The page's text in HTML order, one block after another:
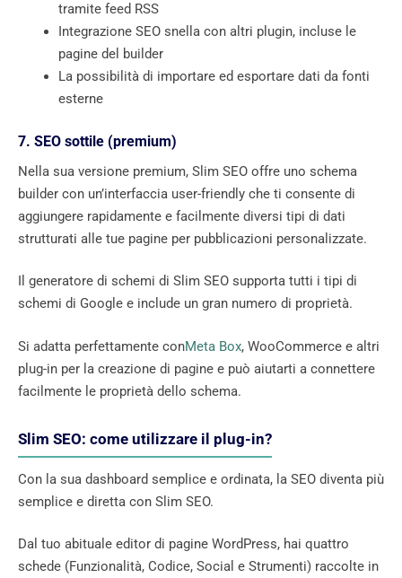
tramite feed RSS
Integrazione SEO snella con altri plugin, incluse le
pagine del builder
La possibilità di importare ed esportare dati da fonti
esterne
7. SEO sottile (premium)
Nella sua versione premium, Slim SEO offre uno schema
builder con un’interfaccia user-friendly che ti consente di
aggiungere rapidamente e facilmente diversi tipi di dati
strutturati alle tue pagine per pubblicazioni personalizzate.
Il generatore di schemi di Slim SEO supporta tutti i tipi di
schemi di Google e include un gran numero di proprietà.
Si adatta perfettamente conMeta Box, WooCommerce e altri
plug-in per la creazione di pagine e può aiutarti a connettere
facilmente le proprietà dello schema.
Slim SEO: come utilizzare il plug-in?
Con la sua dashboard semplice e ordinata, la SEO diventa più
semplice e diretta con Slim SEO.
Dal tuo abituale editor di pagine WordPress, hai quattro
schede (Funzionalità, Codice, Social e Strumenti) raccolte in